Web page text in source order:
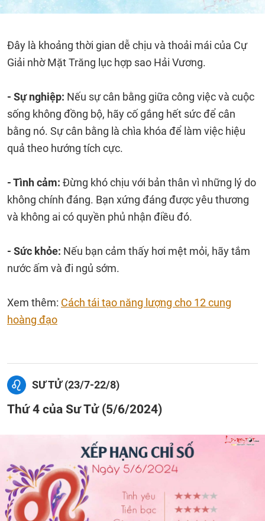
Đây là khoảng thời gian dễ chịu và thoải mái của Cự
Giải nhờ Mặt Trăng lục hợp sao Hải Vương.
- Sự nghiệp: Nếu sự cân bằng giữa công việc và cuộc
sống không đồng bộ, hãy cố gắng hết sức để cân
bằng nó. Sự cân bằng là chìa khóa để làm việc hiệu
quả theo hướng tích cực.
- Tình cảm: Đừng khó chịu với bản thân vì những lý do
không chính đáng. Bạn xứng đáng được yêu thương
và không ai có quyền phủ nhận điều đó.
- Sức khỏe: Nếu bạn cảm thấy hơi mệt mỏi, hãy tắm
nước ấm và đi ngủ sớm.
Xem thêm: Cách tái tạo năng lượng cho 12 cung
hoàng đạo
SƯ TỬ (23/7-22/8)
Thứ 4 của Sư Tử (5/6/2024)